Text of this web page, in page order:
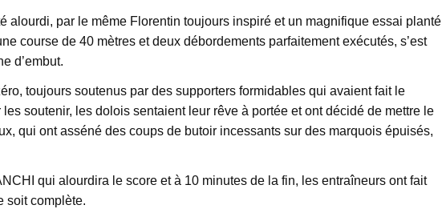
alourdi, par le même Florentin toujours inspiré et un magnifique essai planté
course de 40 mètres et deux débordements parfaitement exécutés, s’est
d’embut.
toujours soutenus par des supporters formidables qui avaient fait le
soutenir, les dolois sentaient leur rêve à portée et ont décidé de mettre le
qui ont asséné des coups de butoir incessants sur des marquois épuisés,
qui alourdira le score et à 10 minutes de la fin, les entraîneurs ont fait
soit complète.